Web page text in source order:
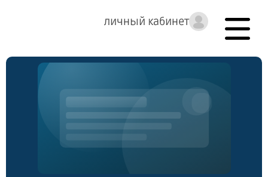
личный кабинет